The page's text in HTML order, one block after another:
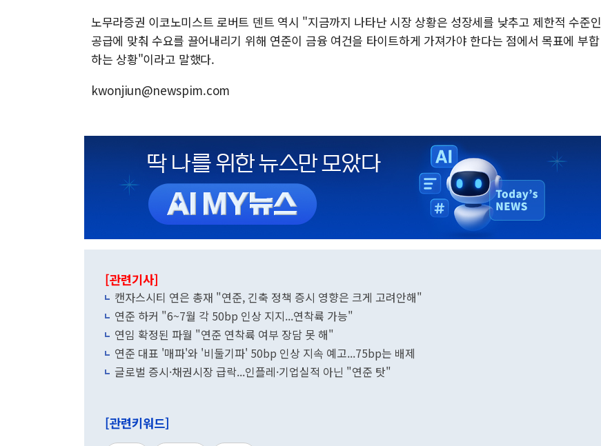
노무라증권 이코노미스트 로버트 덴트 역시 "지금까지 나타난 시장 상황은 성장세를 낮추고 제한적 수준인
공급에 맞춰 수요를 끌어내리기 위해 연준이 금융 여건을 타이트하게 가져가야 한다는 점에서 목표에 부합
하는 상황"이라고 말했다.
kwonjiun@newspim.com
[관련기사]
캔자스시티 연은 총재 "연준, 긴축 정책 증시 영향은 크게 고려안해"
연준 하커 "6~7월 각 50bp 인상 지지...연착륙 가능"
연임 확정된 파월 "연준 연착륙 여부 장담 못 해"
연준 대표 '매파'와 '비둘기파' 50bp 인상 지속 예고...75bp는 배제
글로벌 증시·채권시장 급락...인플레·기업실적 아닌 "연준 탓"
[관련키워드]